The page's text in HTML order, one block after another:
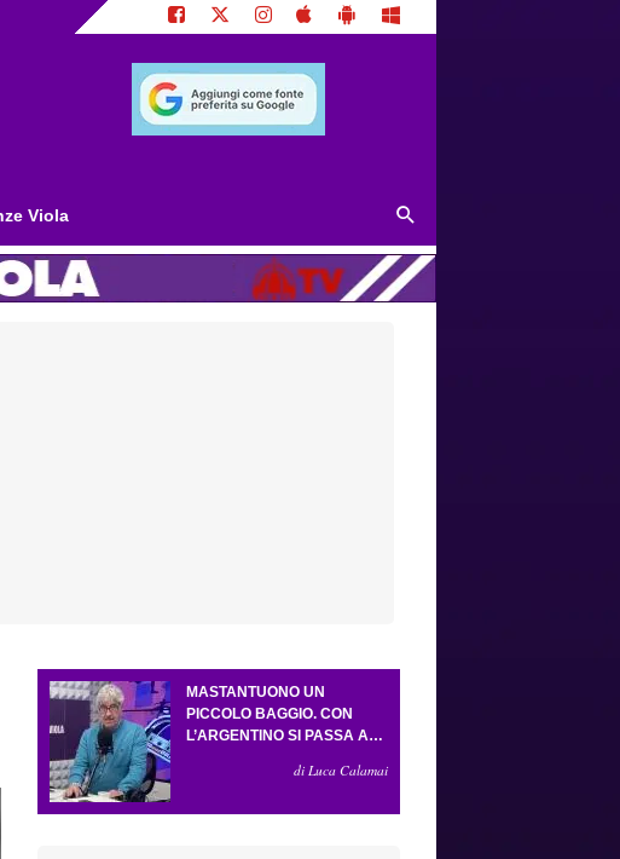
Viola
MASTANTUONO UN
PICCOLO BAGGIO. CON
L’ARGENTINO SI PASSA AL
L’AMICHEVOLE CON IL
di Luca Calamai